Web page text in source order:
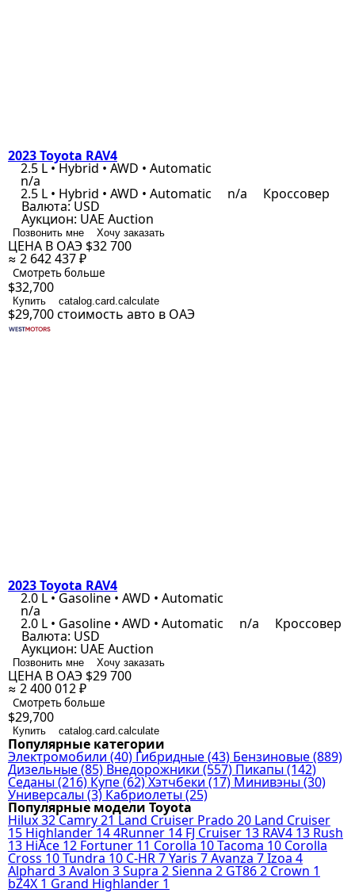
2023 Toyota RAV4
2.5 L • Hybrid • AWD • Automatic
n/a
2.5 L • Hybrid • AWD • Automatic n/a Кроссовер
Валюта: USD
Аукцион: UAE Auction
Позвонить мне Хочу заказать
ЦЕНА В ОАЭ $32 700
≈ 2 642 437 ₽
Смотреть больше
$32,700
Купить catalog.card.calculate
$29,700стоимость авто в ОАЭ
2023 Toyota RAV4
2.0 L • Gasoline • AWD • Automatic
n/a
2.0 L • Gasoline • AWD • Automatic n/a Кроссовер
Валюта: USD
Аукцион: UAE Auction
Позвонить мне Хочу заказать
ЦЕНА В ОАЭ $29 700
≈ 2 400 012 ₽
Смотреть больше
$29,700
Купить catalog.card.calculate
Популярные категории
Электромобили (40) Гибридные(43) Бензиновые(889)
Дизельные(85) Внедорожники (557) Пикапы(142)
Седаны(216) Купе(62)Хэтчбеки (17) Минивэны(30)
Универсалы(3) Кабриолеты(25)
Популярные модели Toyota
Hilux32 Camry21 Land Cruiser Prado 20 Land Cruiser
15 Highlander 144Runner 14 FJ Cruiser 13 RAV4 13 Rush
13 HiAce 12 Fortuner 11 Corolla 10Tacoma 10 Corolla
Cross 10Tundra 10 C-HR7Yaris 7Avanza 7Izoa 4
Alphard 3Avalon 3Supra 2Sienna 2 GT862 Crown 1
bZ4X 1 Grand Highlander 1